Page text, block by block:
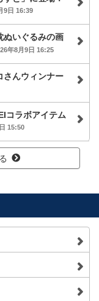
9日 16:39
ぬいぐるみの画
年8月9日 16:25
さんウィンナー
コラボアイテム
15:50